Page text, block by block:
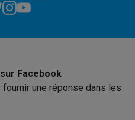
Facebook
une réponse dans les